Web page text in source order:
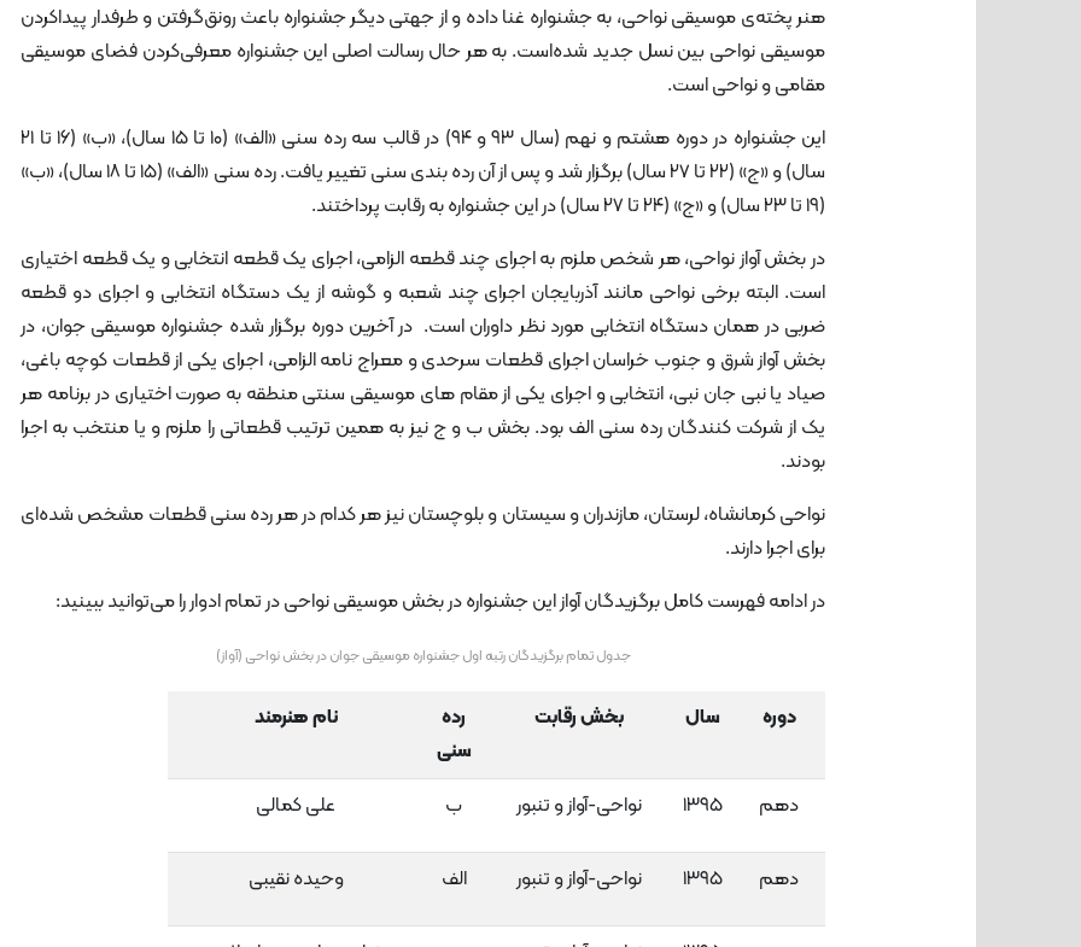
هنر پخته‌ی موسیقی نواحی، به جشنواره غنا داده و از جهتی دیگر جشنواره باعث رونق‌گرفتن و طرفدار پیداکردن
موسیقی نواحی بین نسل جدید شده‌است. به هر حال رسالت اصلی این جشنواره معرفی‌کردن فضای موسیقی
مقامی و نواحی است.
این جشنواره در دوره هشتم و نهم (سال ۹۳ و ۹۴) در قالب سه رده سنی «الف» (۱۰ تا ۱۵ سال)، «ب» (۱۶ تا ۲۱
سال) و «ج» (۲۲ تا ۲۷ سال) برگزار شد و پس از آن رده بندی سنی تغییر یافت. رده سنی «الف» (۱۵ تا ۱۸ سال)، «ب»
(۱۹ تا ۲۳ سال) و «ج» (۲۴ تا ۲۷ سال) در این جشنواره به رقابت پرداختند.
در بخش آواز نواحی، هر شخص ملزم به اجرای چند قطعه الزامی، اجرای یک قطعه انتخابی و یک قطعه اختیاری
است. البته برخی نواحی مانند آذربایجان اجرای چند شعبه و گوشه از یک دستگاه انتخابی و اجرای دو قطعه
ضربی در همان دستگاه انتخابی مورد نظر داوران است. در آخرین دوره برگزار شده جشنواره موسیقی جوان، در
بخش آواز شرق و جنوب خراسان اجرای قطعات سرحدی و معراج نامه الزامی، اجرای یکی از قطعات کوچه باغی،
صیاد یا نبی جان نبی، انتخابی و اجرای یکی از مقام های موسیقی سنتی منطقه به صورت اختیاری در برنامه هر
یک از شرکت کنندگان رده سنی الف بود. بخش ب و ج نیز به همین ترتیب قطعاتی را ملزم و یا منتخب به اجرا
بودند.
نواحی کرمانشاه، لرستان، مازندران و سیستان و بلوچستان نیز هر کدام در هر رده سنی قطعات مشخص شده‌ای
برای اجرا دارند.
در ادامه فهرست کامل برگزیدگان آواز این جشنواره در بخش موسیقی نواحی در تمام ادوار را می‌توانید ببینید:
جدول تمام برگزیدگان رتبه اول جشنواره موسیقی جوان در بخش نواحی (آواز)
دوره سال بخش رقابت
رده
سنی
نام هنرمند
دهم ۱۳۹۵ نواحی-آواز و تنبور ب علی کمالی
دهم ۱۳۹۵ نواحی-آواز و تنبور الف وحیده نقیبی